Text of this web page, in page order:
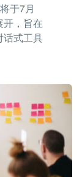
于7月
，旨在
话式工具